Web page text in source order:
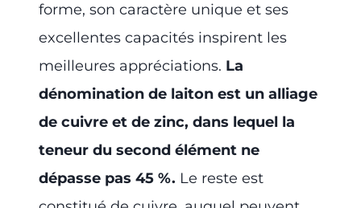
forme, son caractère unique et ses
excellentes capacités inspirent les
meilleures appréciations. La
dénomination de laiton est un alliage
de cuivre et de zinc, dans lequel la
teneur du second élément ne
dépasse pas 45 %. Le reste est